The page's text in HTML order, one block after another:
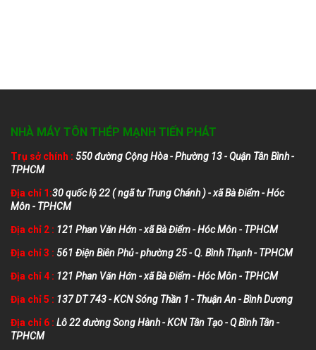
NHÀ MÁY TÔN THÉP MẠNH TIẾN PHÁT
Trụ sở chính : 550 đường Cộng Hòa - Phường 13 - Quận Tân Bình -
TPHCM
Địa chỉ 1:30 quốc lộ 22 ( ngã tư Trung Chánh ) - xã Bà Điểm - Hóc
Môn - TPHCM
Địa chỉ 2 : 121 Phan Văn Hớn - xã Bà Điểm - Hóc Môn - TPHCM
Địa chỉ 3 : 561 Điện Biên Phủ - phường 25 - Q. Bình Thạnh - TPHCM
Địa chỉ 4 : 121 Phan Văn Hớn - xã Bà Điểm - Hóc Môn - TPHCM
Địa chỉ 5 : 137 DT 743 - KCN Sóng Thần 1 - Thuận An - Bình Dương
Địa chỉ 6 : Lô 22 đường Song Hành - KCN Tân Tạo - Q Bình Tân -
TPHCM